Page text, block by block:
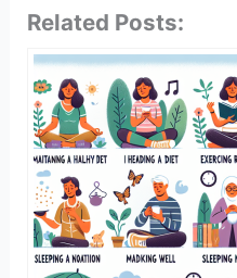
Related Posts: